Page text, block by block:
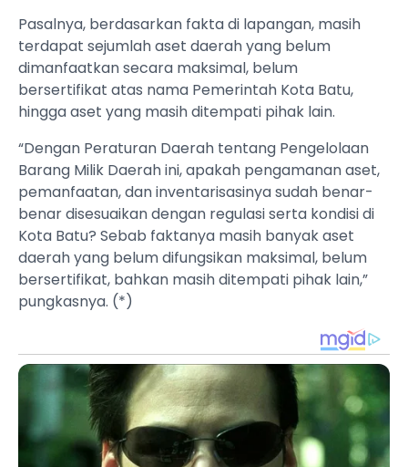
Pasalnya, berdasarkan fakta di lapangan, masih
terdapat sejumlah aset daerah yang belum
dimanfaatkan secara maksimal, belum
bersertifikat atas nama Pemerintah Kota Batu,
hingga aset yang masih ditempati pihak lain.
“Dengan Peraturan Daerah tentang Pengelolaan
Barang Milik Daerah ini, apakah pengamanan aset,
pemanfaatan, dan inventarisasinya sudah benar-
benar disesuaikan dengan regulasi serta kondisi di
Kota Batu? Sebab faktanya masih banyak aset
daerah yang belum difungsikan maksimal, belum
bersertifikat, bahkan masih ditempati pihak lain,”
pungkasnya. (*)